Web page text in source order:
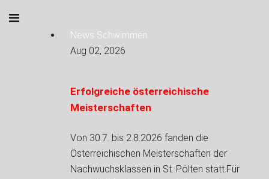
News Schwimmen
Aug 02, 2026
Erfolgreiche österreichische
Meisterschaften
Von 30.7. bis 2.8.2026 fanden die
Österreichischen Meisterschaften der
Nachwuchsklassen in St. Pölten statt.Für